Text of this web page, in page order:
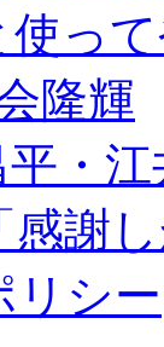
使っ
隆輝
・
謝
リシー